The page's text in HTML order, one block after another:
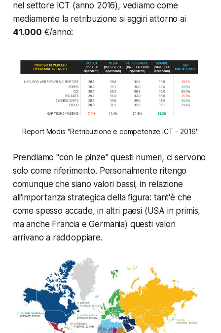
nel settore ICT (anno 2016), vediamo come
mediamente la retribuzione si aggiri attorno ai
41.000 €/anno:
Report Modis "Retribuzione e competenze ICT - 2016"
Prendiamo "con le pinze" questi numeri, ci servono
solo come riferimento. Personalmente ritengo
comunque che siano valori bassi, in relazione
all'importanza strategica della figura: tant'è che
come spesso accade, in altri paesi (USA in primis,
ma anche Francia e Germania) questi valori
arrivano a raddoppiare.